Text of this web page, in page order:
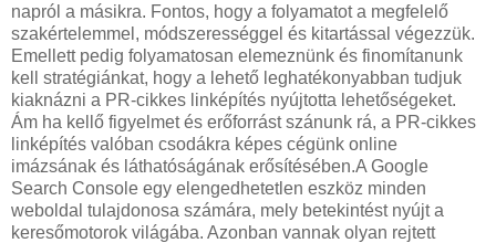
napról a másikra. Fontos, hogy a folyamatot a megfelelő
szakértelemmel, módszerességgel és kitartással végezzük.
Emellett pedig folyamatosan elemeznünk és finomítanunk
kell stratégiánkat, hogy a lehető leghatékonyabban tudjuk
kiaknázni a PR-cikkes linképítés nyújtotta lehetőségeket.
Ám ha kellő figyelmet és erőforrást szánunk rá, a PR-cikkes
linképítés valóban csodákra képes cégünk online
imázsának és láthatóságának erősítésében.A Google
Search Console egy elengedhetetlen eszköz minden
weboldal tulajdonosa számára, mely betekintést nyújt a
keresőmotorok világába. Azonban vannak olyan rejtett